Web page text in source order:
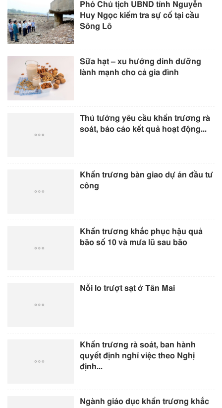
Phó Chủ tịch UBND tỉnh Nguyễn
Huy Ngọc kiểm tra sự cố tại cầu
Sông Lô
Sữa hạt – xu hướng dinh dưỡng
lành mạnh cho cả gia đình
Thủ tướng yêu cầu khẩn trương rà
soát, báo cáo kết quả hoạt động...
Khẩn trương bàn giao dự án đầu tư
công
Khẩn trương khắc phục hậu quả
bão số 10 và mưa lũ sau bão
Nỗi lo trượt sạt ở Tân Mai
Khẩn trương rà soát, ban hành
quyết định nghỉ việc theo Nghị
định...
Ngành giáo dục khẩn trương khắc